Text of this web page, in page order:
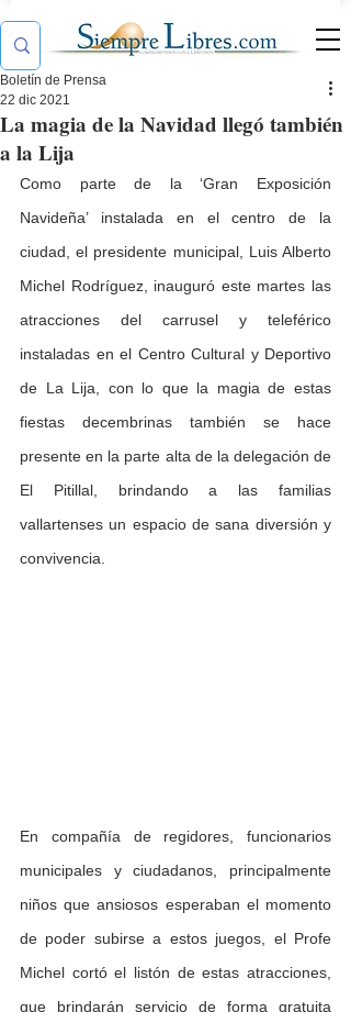
La magia de la Navidad llegó también
a la Lija
Boletín de Prensa
22 dic 2021
Como parte de la ‘Gran Exposición
Navideña’ instalada en el centro de la
ciudad, el presidente municipal, Luis Alberto
Michel Rodríguez, inauguró este martes las
atracciones del carrusel y teleférico
instaladas en el Centro Cultural y Deportivo
de La Lija, con lo que la magia de estas
fiestas decembrinas también se hace
presente en la parte alta de la delegación de
El Pitillal, brindando a las familias
vallartenses un espacio de sana diversión y
convivencia.
En compañía de regidores, funcionarios
municipales y ciudadanos, principalmente
niños que ansiosos esperaban el momento
de poder subirse a estos juegos, el Profe
Michel cortó el listón de estas atracciones,
que brindarán servicio de forma gratuita